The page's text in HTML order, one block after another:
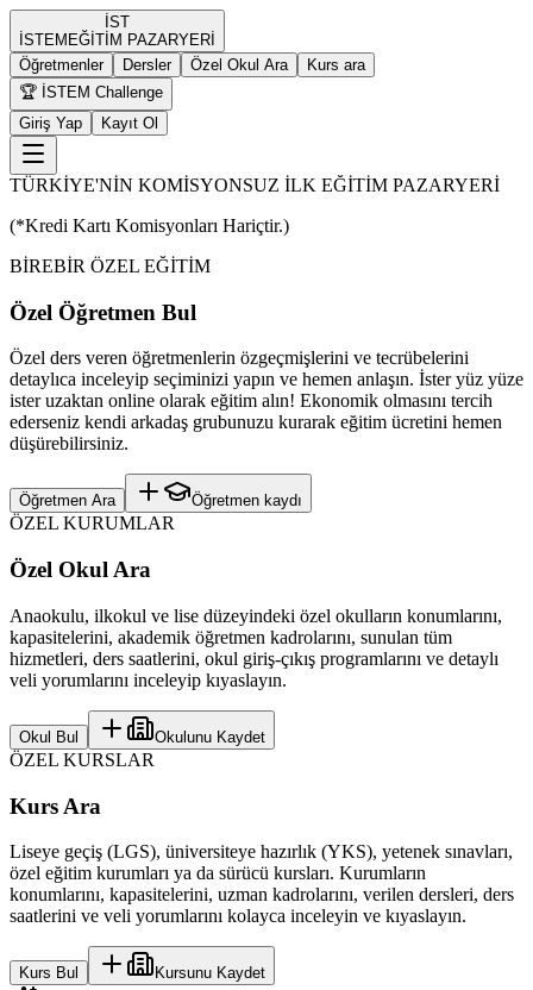
İST
İSTEM EĞİTİM PAZARYERİ
Öğretmenler
Dersler Özel Okul Ara
Kurs ara
🏆 İSTEM Challenge
Giriş Yap
Kayıt Ol
TÜRKİYE'NİN KOMİSYONSUZ İLK EĞİTİM PAZARYERİ
(*Kredi Kartı Komisyonları Hariçtir.)
BİREBİR ÖZEL EĞİTİM
Özel Öğretmen Bul
Özel ders veren öğretmenlerin özgeçmişlerini ve tecrübelerini
detaylıca inceleyip seçiminizi yapın ve hemen anlaşın. İster yüz yüze
ister uzaktan online olarak eğitim alın! Ekonomik olmasını tercih
ederseniz kendi arkadaş grubunuzu kurarak eğitim ücretini hemen
düşürebilirsiniz.
Öğretmen Ara Öğretmen kaydı
ÖZEL KURUMLAR
Özel Okul Ara
Anaokulu, ilkokul ve lise düzeyindeki özel okulların konumlarını,
kapasitelerini, akademik öğretmen kadrolarını, sunulan tüm
hizmetleri, ders saatlerini, okul giriş-çıkış programlarını ve detaylı
veli yorumlarını inceleyip kıyaslayın.
Okul Bul Okulunu Kaydet
ÖZEL KURSLAR
Kurs Ara
Liseye geçiş (LGS), üniversiteye hazırlık (YKS), yetenek sınavları,
özel eğitim kurumları ya da sürücü kursları. Kurumların
konumlarını, kapasitelerini, uzman kadrolarını, verilen dersleri, ders
saatlerini ve veli yorumlarını kolayca inceleyin ve kıyaslayın.
Kurs Bul Kursunu Kaydet